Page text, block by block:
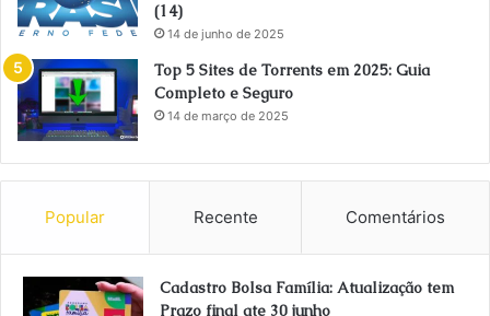
(14)
14 de junho de 2025
Top 5 Sites de Torrents em 2025: Guia
Completo e Seguro
14 de março de 2025
Popular Recente Comentários
Cadastro Bolsa Família: Atualização tem
Prazo final ate 30 junho